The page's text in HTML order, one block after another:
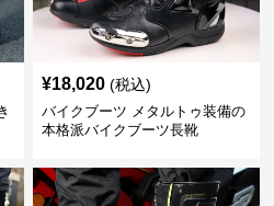
¥18,020 (税込)
バイクブーツ メタルトゥ装備の
本格派バイクブーツ長靴